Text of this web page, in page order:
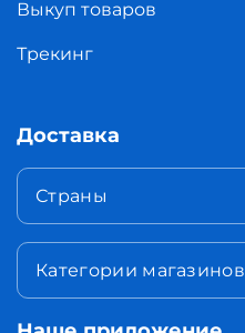
Выкуп товаров
Трекинг
Доставка
Страны
Категории магазинов